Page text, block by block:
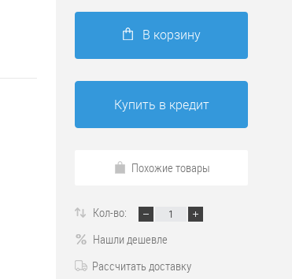
В корзину
Купить в кредит
Похожие товары
Кол-во:
Нашли дешевле
Рассчитать доставку